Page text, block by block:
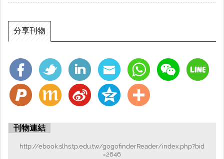
認
分享刊物
刊物連結
http://ebook.slhs.tp.edu.tw/gogofinderReader/index.php?bid
=2646